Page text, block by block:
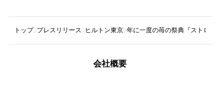
トップ プレスリリース ヒルトン東京 年に一度の苺の祭典『ストロベ
会社概要